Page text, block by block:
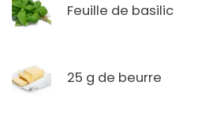
Feuille de basilic
25 g de beurre